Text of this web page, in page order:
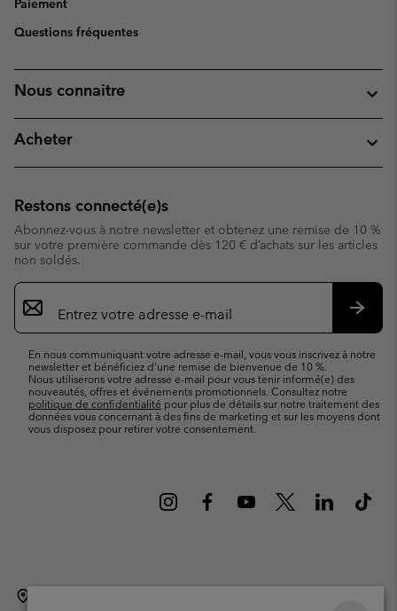
Paiement
Questions fréquentes
Nous connaitre
Acheter
Restons connecté(e)s
Abonnez-vous à notre newsletter et obtenez une remise de 10 %
sur votre première commande dès 120 € d’achats sur les articles
non soldés.
Inscription
par
e-
En nous communiquant votre adresse e-mail, vous vous inscrivez à notre
newsletter et bénéficiez d’une remise de bienvenue de 10 %.
Nous utiliserons votre adresse e-mail pour vous tenir informé(e) des
nouveautés, offres et événements promotionnels. Consultez notre
politique de confidentialité pour plus de détails sur notre traitement des
données vous concernant à des fins de marketing et sur les moyens dont
vous disposez pour retirer votre consentement.